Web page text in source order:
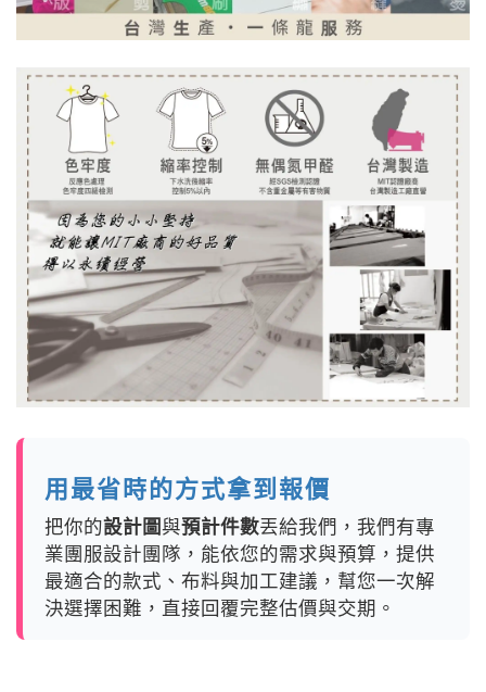
用最省時的方式拿到報價
把你的設計圖與預計件數丟給我們，我們有專
業團服設計團隊，能依您的需求與預算，提供
最適合的款式、布料與加工建議，幫您一次解
決選擇困難，直接回覆完整估價與交期。